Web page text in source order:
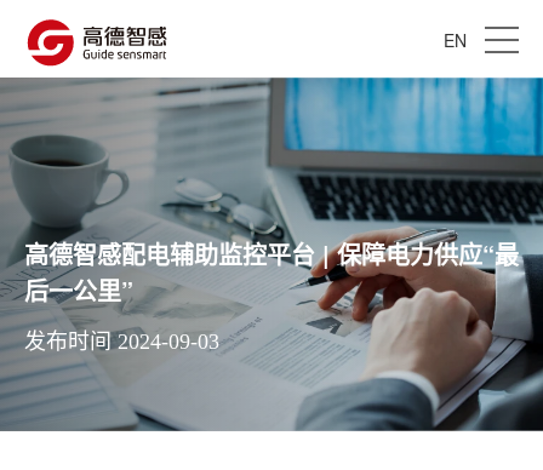
EN
高德智感配电辅助监控平台 | 保障电力供应“最
后一公里”
发布时间 2024-09-03